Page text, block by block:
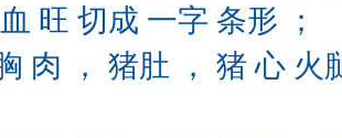
旺 切成 一字 条形 ；
肉 ， 猪肚 ， 猪 心 火